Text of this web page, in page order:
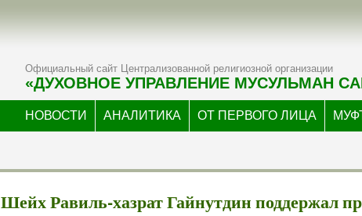
Официальный сайт Централизованной религиозной организации
«ДУХОВНОЕ УПРАВЛЕНИЕ МУСУЛЬМАН
НОВОСТИ АНАЛИТИКА ОТ ПЕРВОГО ЛИЦА
Шейх Равиль-хазрат Гайнутдин поддержал